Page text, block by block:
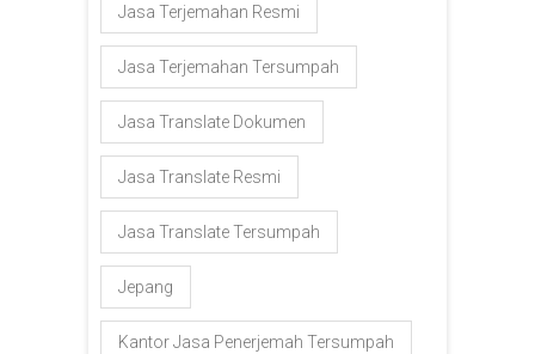
Jasa Terjemahan Resmi
Jasa Terjemahan Tersumpah
Jasa Translate Dokumen
Jasa Translate Resmi
Jasa Translate Tersumpah
Jepang
Kantor Jasa Penerjemah Tersumpah